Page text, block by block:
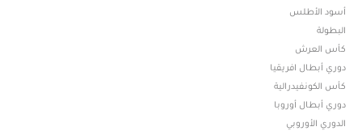
أسود الأطلس
البطولة
كأس العرش
دوري أبطال افريقيا
كأس الكونفيدرالية
دوري أبطال أوروبا
الدوري الأوروبي